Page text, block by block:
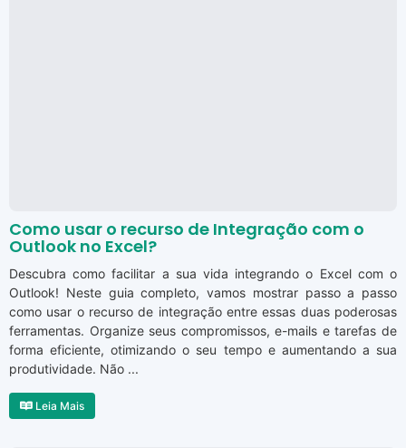
Como usar o recurso de Integração com o
Outlook no Excel?
Descubra como facilitar a sua vida integrando o Excel com o
Outlook! Neste guia completo, vamos mostrar passo a passo
como usar o recurso de integração entre essas duas poderosas
ferramentas. Organize seus compromissos, e-mails e tarefas de
forma eficiente, otimizando o seu tempo e aumentando a sua
produtividade. Não ...
Leia Mais